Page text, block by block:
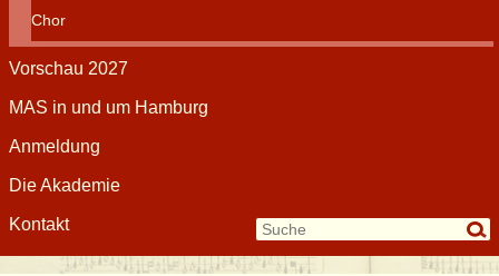
Chor
Vorschau 2027
MAS in und um Hamburg
Anmeldung
Die Akademie
Kontakt